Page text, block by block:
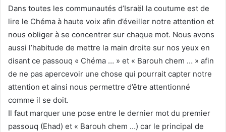
Dans toutes les communautés d’Israël la coutume est de
lire le Chéma à haute voix afin d’éveiller notre attention et
nous obliger à se concentrer sur chaque mot. Nous avons
aussi l’habitude de mettre la main droite sur nos yeux en
disant ce passouq « Chéma … » et « Barouh chem … » afin
de ne pas apercevoir une chose qui pourrait capter notre
attention et ainsi nous permettre d’être attentionné
comme il se doit.
Il faut marquer une pose entre le dernier mot du premier
passouq (Ehad) et « Barouh chem …) car le principal de